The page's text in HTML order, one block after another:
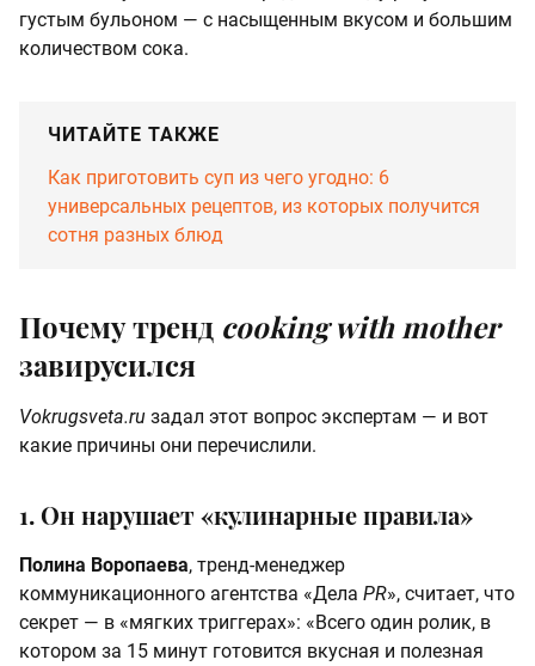
густым бульоном — с насыщенным вкусом и большим
количеством сока.
ЧИТАЙТЕ ТАКЖЕ
Как приготовить суп из чего угодно: 6
универсальных рецептов, из которых получится
сотня разных блюд
Почему тренд cooking with mother
завирусился
Vokrugsveta.ru задал этот вопрос экспертам — и вот
какие причины они перечислили.
1. Он нарушает «кулинарные правила»
Полина Воропаева, тренд-менеджер
коммуникационного агентства «Дела PR», считает, что
секрет — в «мягких триггерах»: «Всего один ролик, в
котором за 15 минут готовится вкусная и полезная